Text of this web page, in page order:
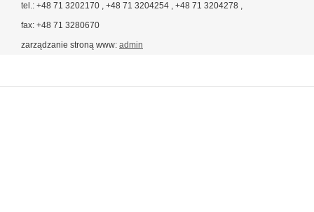
tel.: +48 71 3202170 , +48 71 3204254 , +48 71 3204278 ,
fax: +48 71 3280670
zarządzanie stroną www: admin